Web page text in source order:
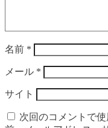
名前 *
メール *
サイト
次回のコメントで